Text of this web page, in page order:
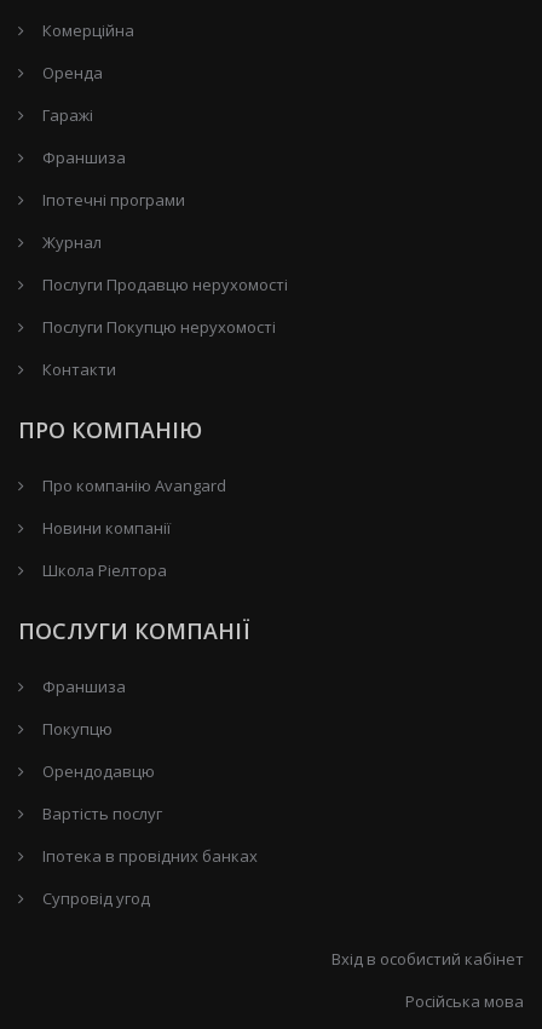
Комерційна
Оренда
Гаражі
Франшиза
Іпотечні програми
Журнал
Послуги Продавцю нерухомості
Послуги Покупцю нерухомості
Контакти
ПРО КОМПАНІЮ
Про компанію Avangard
Новини компанії
Школа Ріелтора
ПОСЛУГИ КОМПАНІЇ
Франшиза
Покупцю
Орендодавцю
Вартість послуг
Іпотека в провідних банках
Супровід угод
Вхід в особистий кабінет
Російська мова